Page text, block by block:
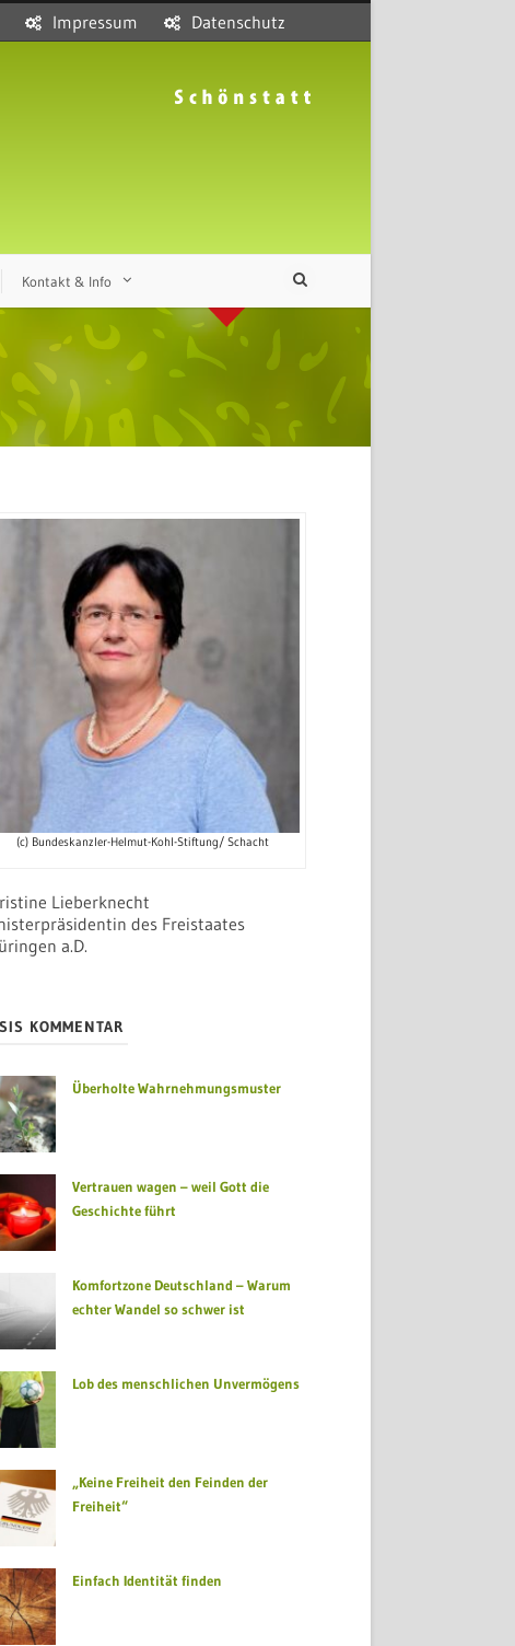
Impressum Datenschutz
Kontakt & Info
(c) Bundeskanzler-Helmut-Kohl-Stiftung/ Schacht
Lieberknecht
des Freistaates
a.D.
KOMMENTAR
Überholte Wahrnehmungsmuster
Vertrauen wagen – weil Gott die
Geschichte führt
Komfortzone Deutschland – Warum
echter Wandel so schwer ist
Lob des menschlichen Unvermögens
„Keine Freiheit den Feinden der
Freiheit“
Einfach Identität finden